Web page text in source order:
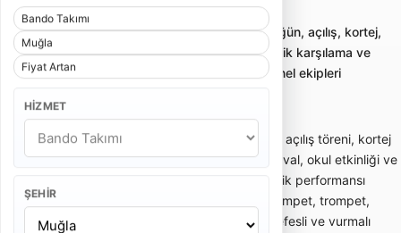
Bando Takımı
Muğla
Fiyat Artan
HIZMET
ŞEHIR
Muğla Bando Takımı
Bando takımı kiralama; gelin alma, düğün, açılış, kortej,
sünnet ve kurumsal etkinliklerde enerjik karşılama ve
yürüyüş performansı sunan profesyonel ekipleri
Bando takımı; gelin alma, düğün girişi, açılış töreni, kortej
yürüyüşü, sünnet organizasyonu, festival, okul etkinliği ve
kurumsal davetlerde enerjik canlı müzik performansı
sunan gezici müzik ekibidir. Davul, trampet, trompet,
klarnet, saksafon, zurna veya farklı nefesli ve vurmalı